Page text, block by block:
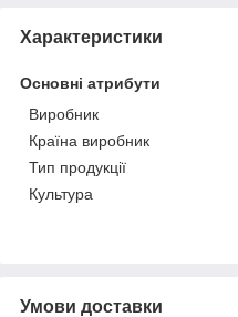
Характеристики
Основні атрибути
Виробник
Країна виробник
Тип продукції
Культура
Умови доставки